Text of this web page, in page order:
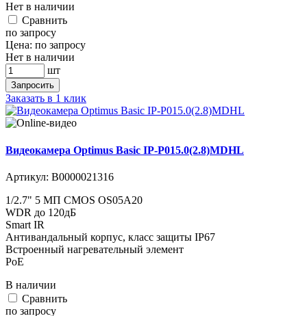
Нет в наличии
Cравнить
по запросу
Цена: по запросу
Нет в наличии
шт
Запросить
Заказать в 1 клик
Видеокамера Optimus Basic IP-P015.0(2.8)MDHL
Артикул: В0000021316
1/2.7" 5 МП CMOS OS05A20
WDR до 120дБ
Smart IR
Антивандальный корпус, класс защиты IР67
Встроенный нагревательный элемент
PoE
В наличии
Cравнить
по запросу